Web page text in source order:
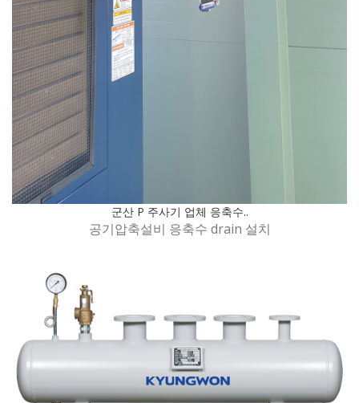
군산 P 주사기 업체 응축수..
공기압축설비 응축수 drain 설치